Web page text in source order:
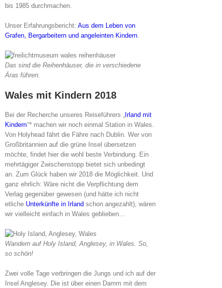
bis 1985 durchmachen.
Unser Erfahrungsbericht: Aus dem Leben von
Grafen, Bergarbeitern und angeleinten Kindern.
Das sind die Reihenhäuser, die in verschiedene
Äras führen.
Wales mit Kindern 2018
Bei der Recherche unseres Reiseführers „ Irland mit
Kindern“* machen wir noch einmal Station in Wales.
Von Holyhead fährt die Fähre nach Dublin. Wer von
Großbritannien auf die grüne Insel übersetzen
möchte, findet hier die wohl beste Verbindung. Ein
mehrtägiger Zwischenstopp bietet sich unbedingt
an. Zum Glück haben wir 2018 die Möglichkeit. Und
ganz ehrlich: Wäre nicht die Verpflichtung dem
Verlag gegenüber gewesen (und hätte ich nicht
etliche Unterkünfte in Irland schon angezahlt), wären
wir vielleicht einfach in Wales geblieben…
Wandern auf Holy Island, Anglesey, in Wales. So,
so schön!
Zwei volle Tage verbringen die Jungs und ich auf der
Insel Anglesey. Die ist über einen Damm mit dem